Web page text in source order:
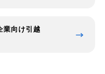
業向け引越